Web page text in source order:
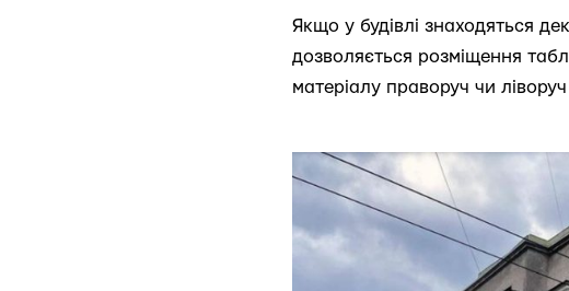
Якщо у будівлі знаходяться
дозволяється розміщення
матеріалу праворуч чи